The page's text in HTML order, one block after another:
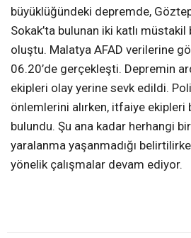
büyüklüğündeki depremde,
Sokak’ta bulunan iki katlı
oluştu. Malatya AFAD verilerine
06.20’de gerçekleşti. Depremin
ekipleri olay yerine sevk edildi.
önlemlerini alırken, itfaiye
bulundu. Şu ana kadar herhangi
yaralanma yaşanmadığı
yönelik çalışmalar devam ediyor.